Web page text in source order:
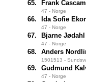
65. Frank
47 - Norge
66. Ida Sofie
47 - Norge
67. Bjarne Jødahl
47 - Norge
68. Anders
1501513 -
69. Gudmund
47 - Norge